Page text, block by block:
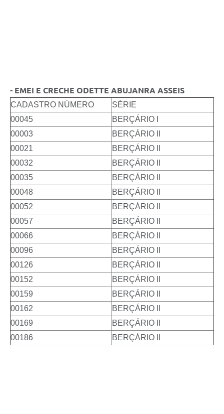
- EMEI E CRECHE ODETTE ABUJANRA ASSEIS
CADASTRO NÚMERO
SÉRIE
00045
BERÇÁRIO I
00003
BERÇÁRIO II
00021
BERÇÁRIO II
00032
BERÇÁRIO II
00035
BERÇÁRIO II
00048
BERÇÁRIO II
00052
BERÇÁRIO II
00057
BERÇÁRIO II
00066
BERÇÁRIO II
00096
BERÇÁRIO II
00126
BERÇÁRIO II
00152
BERÇÁRIO II
00159
BERÇÁRIO II
00162
BERÇÁRIO II
00169
BERÇÁRIO II
00186
BERÇÁRIO II